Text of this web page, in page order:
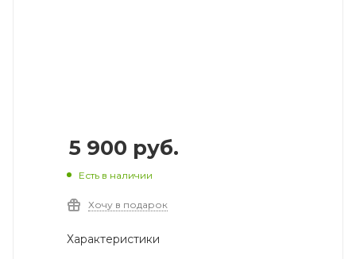
5 900 руб.
Есть в наличии
Хочу в подарок
Характеристики